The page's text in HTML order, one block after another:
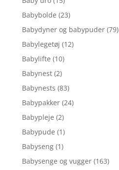
Babybolde (23)
Babydyner og babypuder (79)
Babylegetøj (12)
Babylifte (10)
Babynest (2)
Babynests (83)
Babypakker (24)
Babypleje (2)
Babypude (1)
Babyseng (1)
Babysenge og vugger (163)